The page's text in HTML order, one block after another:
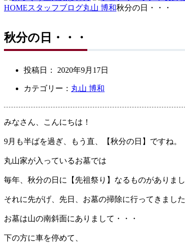
HOMEスタッフブログ丸山 博和秋分の日・・・
秋分の日・・・
投稿日： 2020年9月17日
カテゴリー： 丸山 博和
みなさん、こんにちは！
9月も半ばを過ぎ、もう直、【秋分の日】ですね。
丸山家が入っているお墓では
毎年、秋分の日に【先祖祭り】なるものがありまし
それに先がげ、先日、お墓の掃除に行ってきました
お墓は山の南斜面にありまして・・・
下の方に車を停めて、